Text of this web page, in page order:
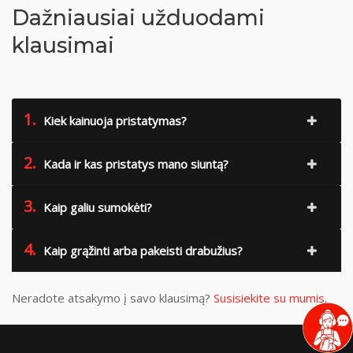
Dažniausiai užduodami
klausimai
1. Kiek kainuoja pristatymas?
2. Kada ir kas pristatys mano siuntą?
3. Kaip galiu sumokėti?
4. Kaip grąžinti arba pakeisti drabužius?
Neradote atsakymo į savo klausimą? Susisiekite su mumis.